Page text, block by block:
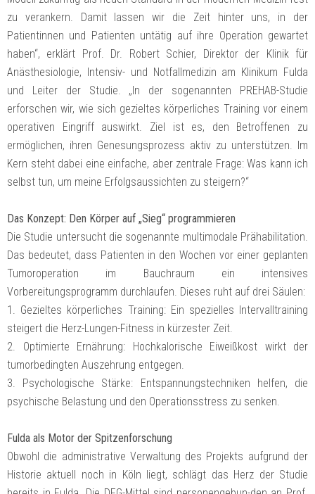
zu verankern. Damit lassen wir die Zeit hinter uns, in der
Patientinnen und Patienten untätig auf ihre Operation gewartet
haben“, erklärt Prof. Dr. Robert Schier, Direktor der Klinik für
Anästhesiologie, Intensiv- und Notfallmedizin am Klinikum Fulda
und Leiter der Studie. „In der sogenannten PREHAB-Studie
erforschen wir, wie sich gezieltes körperliches Training vor einem
operativen Eingriff auswirkt. Ziel ist es, den Betroffenen zu
ermöglichen, ihren Genesungsprozess aktiv zu unterstützen. Im
Kern steht dabei eine einfache, aber zentrale Frage: Was kann ich
selbst tun, um meine Erfolgsaussichten zu steigern?“
Das Konzept: Den Körper auf „Sieg“ programmieren
Die Studie untersucht die sogenannte multimodale Prähabilitation.
Das bedeutet, dass Patienten in den Wochen vor einer geplanten
Tumoroperation im Bauchraum ein intensives
Vorbereitungsprogramm durchlaufen. Dieses ruht auf drei Säulen:
1. Gezieltes körperliches Training: Ein spezielles Intervalltraining
steigert die Herz-Lungen-Fitness in kürzester Zeit.
2. Optimierte Ernährung: Hochkalorische Eiweißkost wirkt der
tumorbedingten Auszehrung entgegen.
3. Psychologische Stärke: Entspannungstechniken helfen, die
psychische Belastung und den Operationsstress zu senken.
Fulda als Motor der Spitzenforschung
Obwohl die administrative Verwaltung des Projekts aufgrund der
Historie aktuell noch in Köln liegt, schlägt das Herz der Studie